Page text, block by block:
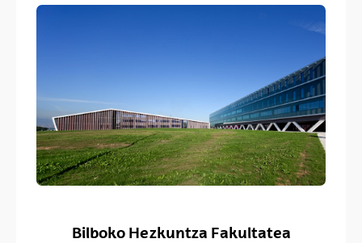
Bilboko Hezkuntza Fakultatea